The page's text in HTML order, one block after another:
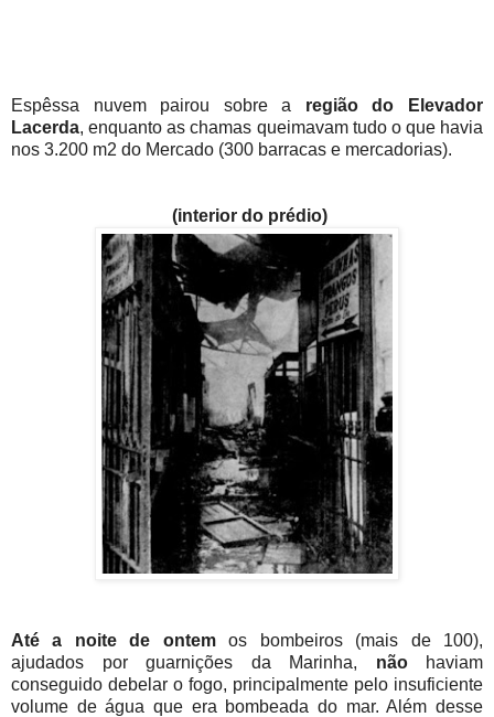
Espêssa nuvem pairou sobre a região do Elevador
Lacerda, enquanto as chamas queimavam tudo o que havia
nos 3.200 m2 do Mercado (300 barracas e mercadorias).
(interior do prédio)
Até a noite de ontemos bombeiros (mais de 100),
ajudados por guarnições da Marinha, nãohaviam
conseguido debelar o fogo, principalmente pelo insuficiente
volume de água que era bombeada do mar. Além desse